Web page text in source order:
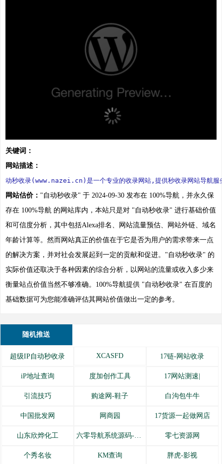
关键词：
网站描述：
动秒收录(www.nazei.cn)是一个专业的收录网站,提供秒收录网站导航服
网站估价： "自动秒收录" 于 2024-09-30 发布在 100%导航，并永久保
存在 100%导航 的网站库内，本站只是对 "自动秒收录" 进行基础价值
和可信度分析，其中包括Alexa排名、网站流量预估、网站外链、域名
年龄计算等。然而网站真正的价值在于它是否为用户的需求带来一点
的解决方案，并对社会发展起到一定的贡献和促进。"自动秒收录" 的
实际价值还取决于各种因素的综合分析，以网站的流量或收入多少来
衡量站点价值当然不够准确。100%导航提供 "自动秒收录" 在百度的
基础数据可为您能准确评估其网站价值做出一定的参考。
随机推送
超级IP自动秒收录 XCASFD 17链-网站收录
iP地址查询 度加创作工具 17网站测速|
引流技巧 购途网-鞋子 白沟包牛牛
中国批发网 网商园 17货源一起做网店
山东欣烨化工 六零导航系统源码-全开源 零七资源网
个秀名妆 KM查询 胖虎-影视